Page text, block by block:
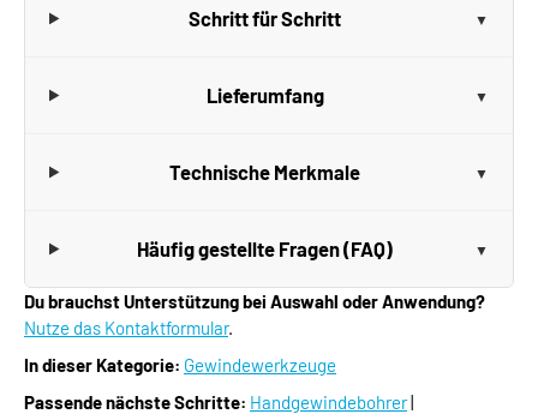
Schritt für Schritt
Lieferumfang
Technische Merkmale
Häufig gestellte Fragen (FAQ)
Du brauchst Unterstützung bei Auswahl oder Anwendung?
Nutze das Kontaktformular.
In dieser Kategorie: Gewindewerkzeuge
Passende nächste Schritte: Handgewindebohrer|